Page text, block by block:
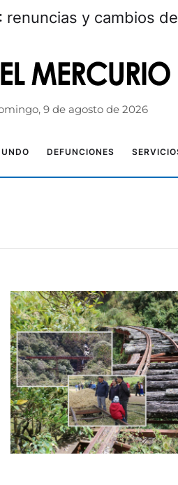
y cambios
9 de agosto de 2026
DEFUNCIONES